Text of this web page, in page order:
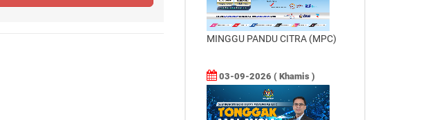
MINGGU PANDU CITRA (MPC)
03-09-2026 ( Khamis )